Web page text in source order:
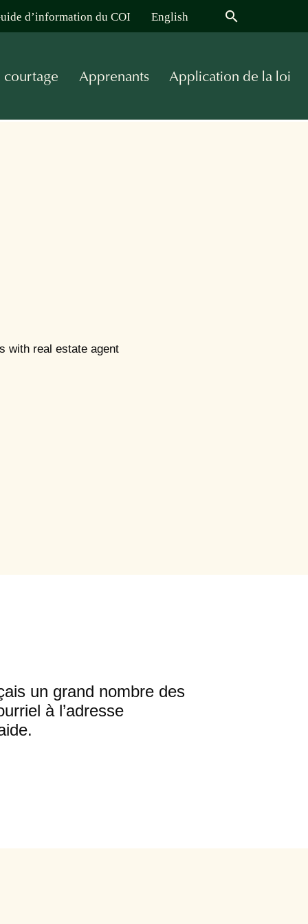
d’information du COI English search
Apprenants Application de la loi
un grand nombre des
à l’adresse